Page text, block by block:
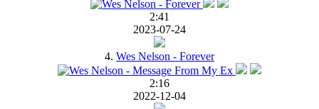
2:41
2023-07-24
4. Wes Nelson - Forever
2:16
2022-12-04